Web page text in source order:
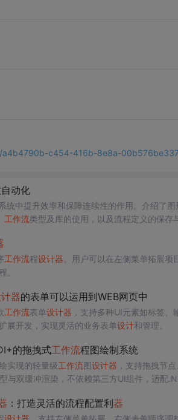
c454-416b-8e8a-
动化
统中提升效率和保障连续性的作用。介绍了图
工作流类型及库的使用，以及流程定义的保存
工作流程设计器 。用户可以在左侧菜单拓展
。
器的表单可以运用到WEB网页中
工作流表单设计器 ，支持多种UI元素如标签
展开发，实现灵活的业务表单设计和管理。
的拖拽式工作流程图绘制系统
实现的轻量级工作流图设计器 ，支持拖拽节
与双缓冲渲染，不依赖第三方UI组件，适配
：打造灵活的流程配置利器